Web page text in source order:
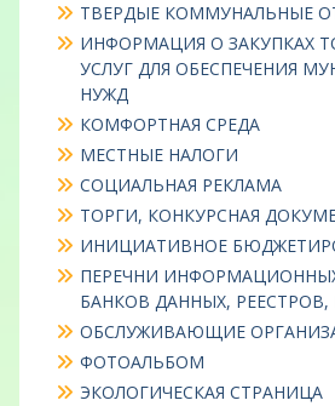
ТВЕРДЫЕ КОММУНАЛЬНЫЕ
ИНФОРМАЦИЯ О ЗАКУПКАХ
УСЛУГ ДЛЯ ОБЕСПЕЧЕНИЯ
НУЖД
КОМФОРТНАЯ СРЕДА
МЕСТНЫЕ НАЛОГИ
СОЦИАЛЬНАЯ РЕКЛАМА
ТОРГИ, КОНКУРСНАЯ
ИНИЦИАТИВНОЕ
ПЕРЕЧНИ
БАНКОВ ДАННЫХ, РЕЕСТРОВ,
ОБСЛУЖИВАЮЩИЕ
ФОТОАЛЬБОМ
ЭКОЛОГИЧЕСКАЯ СТРАНИЦА